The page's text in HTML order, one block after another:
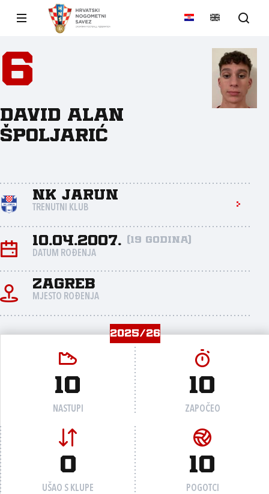
6
David Alan
Špoljarić
NK Jarun
TRENUTNI KLUB
10.04.2007. (19 godina)
DATUM ROĐENJA
Zagreb
MJESTO ROĐENJA
2025/26
10
NASTUPI
10
ZAPOČEO
0
UŠAO S KLUPE
10
POGOTCI